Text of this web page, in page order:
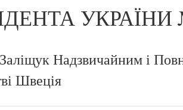
УКРАЇНИ
Надзвичайним і
Швеція